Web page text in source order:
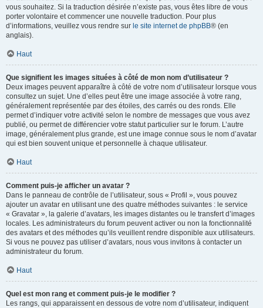
vous souhaitez. Si la traduction désirée n’existe pas, vous êtes libre de vous
porter volontaire et commencer une nouvelle traduction. Pour plus
d’informations, veuillez vous rendre sur le site internet de phpBB® (en
anglais).
Haut
Que signifient les images situées à côté de mon nom d’utilisateur ?
Deux images peuvent apparaître à côté de votre nom d’utilisateur lorsque vous
consultez un sujet. Une d’elles peut être une image associée à votre rang,
généralement représentée par des étoiles, des carrés ou des ronds. Elle
permet d’indiquer votre activité selon le nombre de messages que vous avez
publié, ou permet de différencier votre statut particulier sur le forum. L’autre
image, généralement plus grande, est une image connue sous le nom d’avatar
qui est bien souvent unique et personnelle à chaque utilisateur.
Haut
Comment puis-je afficher un avatar ?
Dans le panneau de contrôle de l’utilisateur, sous « Profil », vous pouvez
ajouter un avatar en utilisant une des quatre méthodes suivantes : le service
« Gravatar », la galerie d’avatars, les images distantes ou le transfert d’images
locales. Les administrateurs du forum peuvent activer ou non la fonctionnalité
des avatars et des méthodes qu’ils veuillent rendre disponible aux utilisateurs.
Si vous ne pouvez pas utiliser d’avatars, nous vous invitons à contacter un
administrateur du forum.
Haut
Quel est mon rang et comment puis-je le modifier ?
Les rangs, qui apparaissent en dessous de votre nom d’utilisateur, indiquent